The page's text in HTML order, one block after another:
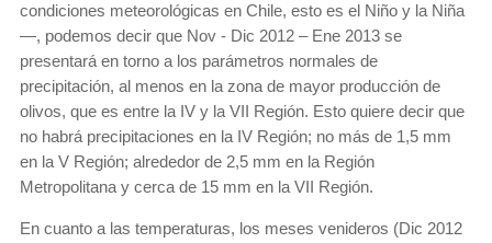
condiciones meteorológicas en Chile, esto es el Niño y la Niña
—, podemos decir que Nov - Dic 2012 – Ene 2013 se
presentará en torno a los parámetros normales de
precipitación, al menos en la zona de mayor producción de
olivos, que es entre la IV y la VII Región. Esto quiere decir que
no habrá precipitaciones en la IV Región; no más de 1,5 mm
en la V Región; alrededor de 2,5 mm en la Región
Metropolitana y cerca de 15 mm en la VII Región.
En cuanto a las temperaturas, los meses venideros (Dic 2012